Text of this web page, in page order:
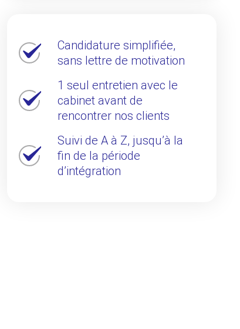
Candidature simplifiée,
sans lettre de motivation
1 seul entretien avec le
cabinet avant de
rencontrer nos clients
Suivi de A à Z, jusqu’à la
fin de la période
d’intégration